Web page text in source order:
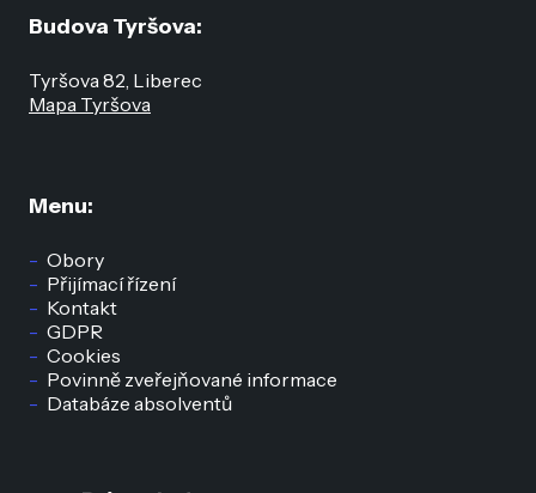
Menu:
Obory
Přijímací řízení
Kontakt
GDPR
Cookies
Povinně zveřejňované informace
Databáze absolventů
Budova Tyršova:
Tyršova 82, Liberec
Mapa Tyršova